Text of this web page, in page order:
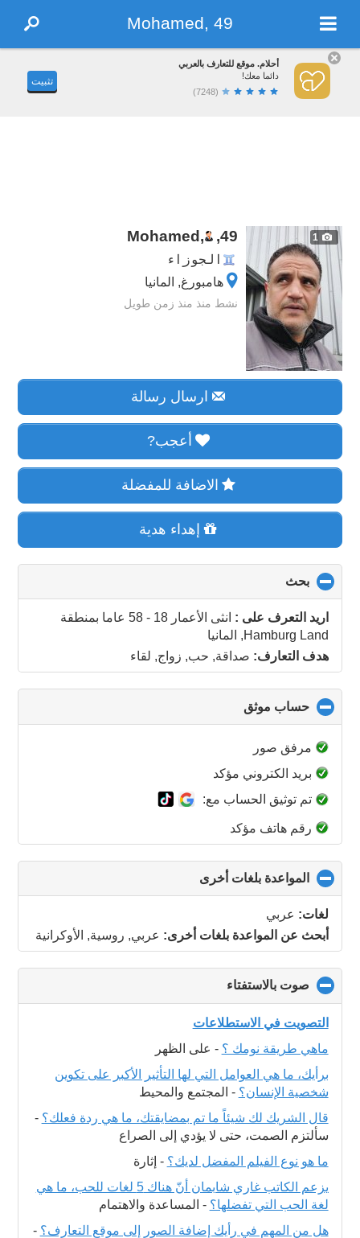
Mohamed, 49
أحلام. موقع للتعارف بالعربي
دائما معك!
(7248)
تثبيت
1
Mohamed, ,49
الجوزاء
هامبورغ, المانيا
نشط منذ منذ زمن طويل
ارسال رسالة
أعجب?
الاضافة للمفضلة
إهداء هدية
بحث
to
collapse
contents
اريد التعرف على : انثى الأعمار 18 - 58 عاما
بمنطقة
Hamburg Land, المانيا
هدف التعارف: صداقة, حب, زواج, لقاء
حساب موثق
to
مرفق صور
بريد الكتروني مؤكد
تم توثيق الحساب مع:
رقم هاتف مؤكد
المواعدة بلغات أخرى
to
contents
لغات: عربي
أبحث عن المواعدة بلغات أخرى: عربي, روسية, الأوكرانية
صوت بالاستفتاء
to
collapse
contents
التصويت في الاستطلاعات
ماهي طريقة نومك ؟ - على الظهر
برأيك، ما هي العوامل التي لها التأثير الأكبر على تكوين
شخصية الإنسان؟ - المجتمع والمحيط
قال الشريك لك شيئاً ما تم بمضايقتك، ما هي ردة فعلك؟ -
سألتزم الصمت، حتى لا يؤدي إلى الصراع
ما هو نوع الفيلم المفضل لديك؟ - إثارة
يزعم الكاتب غاري شابمان أنّ هناك 5 لغات للحب، ما هي
لغة الحب التي تفضلها؟ - المساعدة والاهتمام
هل من المهم في رأيك إضافة الصور إلى موقع التعارف؟ -